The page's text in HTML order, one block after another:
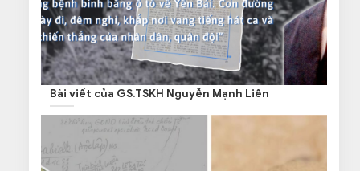
Bài viết của GS.TSKH Nguyễn Mạnh Liên